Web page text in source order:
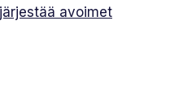
avoimet